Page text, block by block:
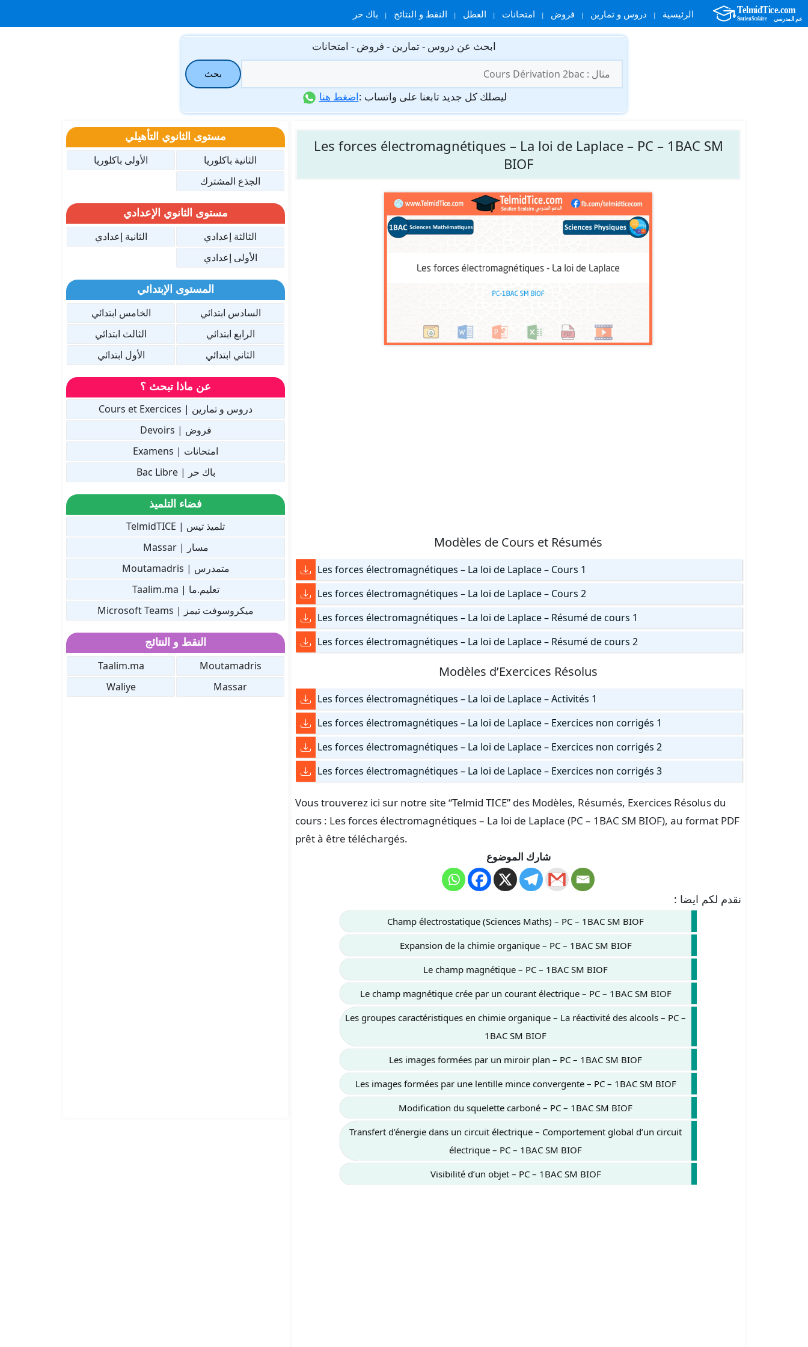
الرئيسية دروس و تمارين فروض امتحانات العطل النقط و النتائج باك حر
ابحث عن دروس - تمارين - فروض - امتحانات
عن:
بحث
ليصلك كل جديد تابعنا على واتساب :اضغط هنا
Les forces électromagnétiques – La loi de Laplace – PC – 1BAC SM
BIOF
Modèles de Cours et Résumés
Les forces électromagnétiques – La loi de Laplace – Cours 1
Les forces électromagnétiques – La loi de Laplace – Cours 2
Les forces électromagnétiques – La loi de Laplace – Résumé de cours 1
Les forces électromagnétiques – La loi de Laplace – Résumé de cours 2
Modèles d’Exercices Résolus
Les forces électromagnétiques – La loi de Laplace – Activités 1
Les forces électromagnétiques – La loi de Laplace – Exercices non corrigés 1
Les forces électromagnétiques – La loi de Laplace – Exercices non corrigés 2
Les forces électromagnétiques – La loi de Laplace – Exercices non corrigés 3
Vous trouverez ici sur notre site “Telmid TICE” des Modèles, Résumés, Exercices Résolus du
cours : Les forces électromagnétiques – La loi de Laplace (PC – 1BAC SM BIOF), au format PDF
prêt à être téléchargés.
شارك الموضوع
نقدم لكم ايضا :
Champ électrostatique (Sciences Maths) – PC – 1BAC SM BIOF
Expansion de la chimie organique – PC – 1BAC SM BIOF
Le champ magnétique – PC – 1BAC SM BIOF
Le champ magnétique crée par un courant électrique – PC – 1BAC SM BIOF
Les groupes caractéristiques en chimie organique – La réactivité des alcools – PC –
1BAC SM BIOF
Les images formées par un miroir plan – PC – 1BAC SM BIOF
Les images formées par une lentille mince convergente – PC – 1BAC SM BIOF
Modification du squelette carboné – PC – 1BAC SM BIOF
Transfert d’énergie dans un circuit électrique – Comportement global d’un circuit
électrique – PC – 1BAC SM BIOF
Visibilité d’un objet – PC – 1BAC SM BIOF
مستوى الثانوي التأهيلي
الثانية باكلوريا
الأولى باكلوريا
الجذع المشترك
مستوى الثانوي الإعدادي
الثالثة إعدادي
الثانية إعدادي
الأولى إعدادي
المستوى الإبتدائي
السادس ابتدائي
الخامس ابتدائي
الرابع ابتدائي
الثالث ابتدائي
الثاني ابتدائي
الأول ابتدائي
عن ماذا تبحث ؟
دروس و تمارين | Cours et Exercices
فروض | Devoirs
امتحانات | Examens
باك حر | Bac Libre
فضاء التلميذ
تلميذ تيس | TelmidTICE
مسار | Massar
متمدرس | Moutamadris
تعليم.ما | Taalim.ma
ميكروسوفت تيمز | Microsoft Teams
النقط و النتائج
Moutamadris
Taalim.ma
Massar
Waliye